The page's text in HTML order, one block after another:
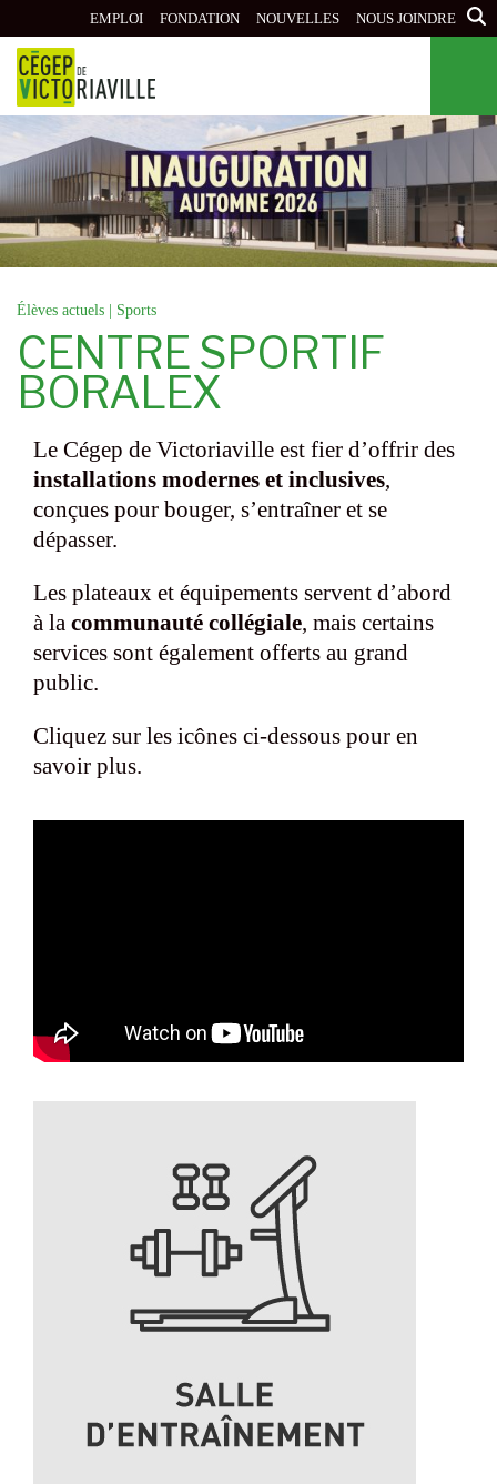
au
contenu
principal
EMPLOI FONDATION NOUVELLES NOUS JOINDRE
Élèves actuels Sports
CENTRE SPORTIF
BORALEX
Le Cégep de Victoriaville est fier d’offrir des
installations modernes et inclusives,
conçues pour bouger, s’entraîner et se
dépasser.
Les plateaux et équipements servent d’abord
à la communauté collégiale, mais certains
services sont également offerts au grand
public.
Cliquez sur les icônes ci-dessous pour en
savoir plus.